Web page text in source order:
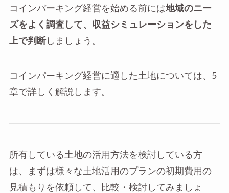
コインパーキング経営を始める前には地域のニー
ズをよく調査して、収益シミュレーションをした
上で判断しましょう。
コインパーキング経営に適した土地については、5
章で詳しく解説します。
所有している土地の活用方法を検討している方
は、まずは様々な土地活用のプランの初期費用の
見積もりを依頼して、比較・検討してみましょ